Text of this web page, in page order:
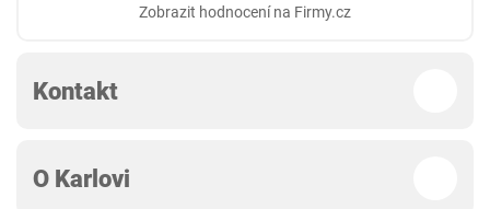
Zobrazit hodnocení na Firmy.cz
Kontakt
O Karlovi